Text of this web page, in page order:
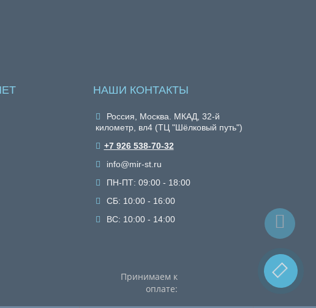
НАШИ КОНТАКТЫ
Россия, Москва. МКАД, 32-й
километр, вл4 (ТЦ "Шёлковый путь")
+7 926 538-70-32
info@mir-st.ru
ПН-ПТ: 09:00 - 18:00
СБ: 10:00 - 16:00
ВС: 10:00 - 14:00
Принимаем к
оплате: